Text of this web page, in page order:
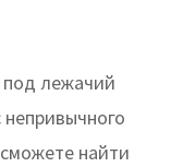
под лежачий
найти